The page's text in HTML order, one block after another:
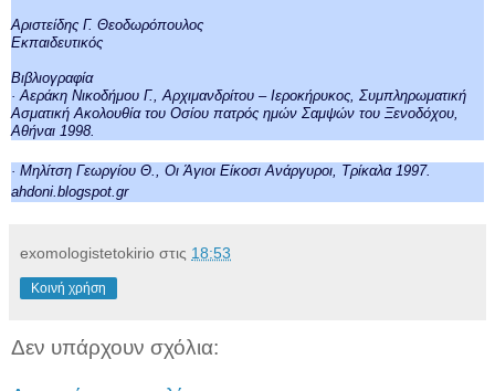
Αριστείδης Γ. Θεοδωρόπουλος
Εκπαιδευτικός
Βιβλιογραφία
· Αεράκη Νικοδήμου Γ., Αρχιμανδρίτου – Ιεροκήρυκος, Συμπληρωματική
Ασματική Ακολουθία του Οσίου πατρός ημών Σαμψών του Ξενοδόχου,
Αθήναι 1998.
· Μηλίτση Γεωργίου Θ., Οι Άγιοι Είκοσι Ανάργυροι, Τρίκαλα 1997.
ahdoni.blogspot.gr
exomologistetokirio στις 18:53
Κοινή χρήση
Δεν υπάρχουν σχόλια: